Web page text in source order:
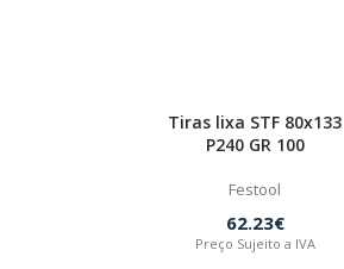
Tiras lixa STF 80x133
P240 GR 100
Festool
62.23€
Preço Sujeito a IVA